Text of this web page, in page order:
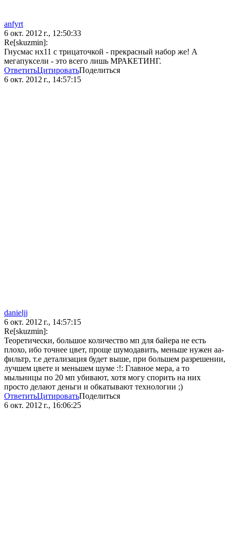
anfyrt
6 окт. 2012 г., 12:50:33
Re[skuzmin]:
Гнусмас нх11 с трицаточкой - прекрасный набор же! А
мегапуксели - это всего лишь МРАКЕТИНГ.
ОтветитьЦитироватьПоделиться
6 окт. 2012 г., 14:57:15
danieljj
6 окт. 2012 г., 14:57:15
Re[skuzmin]:
Теоретически, большое количество мп для байера не есть
плохо, ибо точнее цвет, проще шумодавить, меньше нужен аа-
фильтр, т.е детализация будет выше, при большем разрешении,
лучшем цвете и меньшем шуме :!: Главное мера, а то
мыльницы по 20 мп убивают, хотя могу спорить на них
просто делают деньги и обкатывают технологии ;)
ОтветитьЦитироватьПоделиться
6 окт. 2012 г., 16:06:25